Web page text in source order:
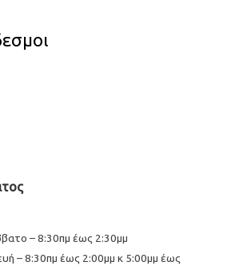
– 8:30πμ έως 2:30μμ
– 8:30πμ έως 2:00μμ κ 5:00μμ έως